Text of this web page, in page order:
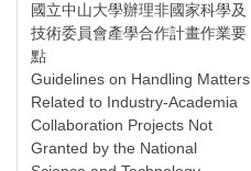
國立中山大學辦理非國家科學及
技術委員會產學合作計畫作業要
點
Guidelines on Handling Matters
Related to Industry-Academia
Collaboration Projects Not
Granted by the National